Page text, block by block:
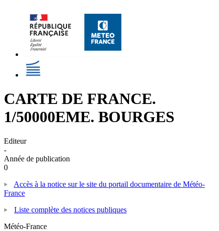
CARTE DE FRANCE.
1/50000EME. BOURGES
Editeur
-
Année de publication
0
Accès à la notice sur le site du portail documentaire de Météo-
France
Liste complète des notices publiques
Météo-France